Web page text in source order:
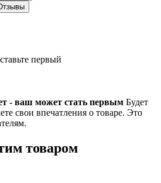
первый
- ваш может стать первым Будет
свои впечатления о товаре. Это
товаром